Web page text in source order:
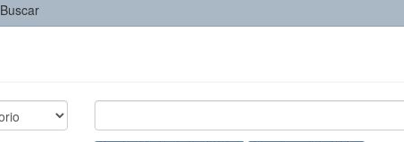
Buscar